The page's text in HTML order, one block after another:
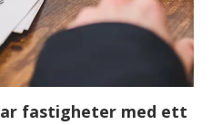
fastigheter med ett